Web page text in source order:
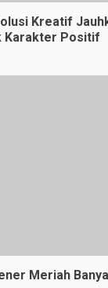
Kreatif
Karakter Positif
Meriah